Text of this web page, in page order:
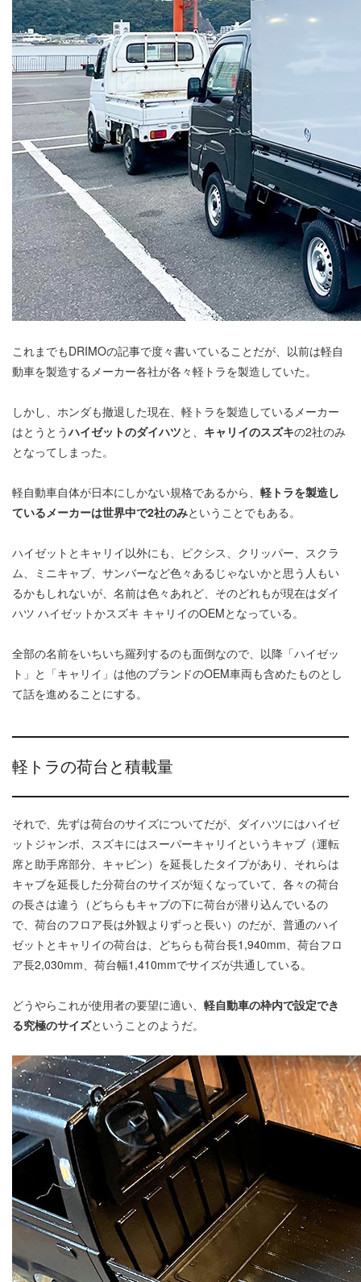
これまでもDRIMOの記事で度々書いていることだが、以前は軽自
動車を製造するメーカー各社が各々軽トラを製造していた。
しかし、ホンダも撤退した現在、軽トラを製造しているメーカー
はとうとうハイゼットのダイハツと、 キャリイのスズキの2社のみ
となってしまった。
軽自動車自体が日本にしかない規格であるから、 軽トラを製造し
ているメーカーは世界中で2社のみということでもある。
ハイゼットとキャリイ以外にも、ピクシス、クリッパー、スクラ
ム、ミニキャブ、サンバーなど色々あるじゃないかと思う人もい
るかもしれないが、名前は色々あれど、そのどれもが現在はダイ
ハツ ハイゼットかスズキ キャリイのOEMとなっている。
全部の名前をいちいち羅列するのも面倒なので、以降「ハイゼッ
ト」と「キャリイ」は他のブランドのOEM車両も含めたものとし
て話を進めることにする。
軽トラの荷台と積載量
それで、先ずは荷台のサイズについてだが、ダイハツにはハイゼ
ットジャンボ、スズキにはスーパーキャリイというキャブ（運転
席と助手席部分、キャビン）を延長したタイプがあり、それらは
キャブを延長した分荷台のサイズが短くなっていて、各々の荷台
の長さは違う（どちらもキャブの下に荷台が潜り込んでいるの
で、荷台のフロア長は外観よりずっと長い）のだが、普通のハイ
ゼットとキャリイの荷台は、どちらも荷台長1,940mm、荷台フロ
ア長2,030mm、荷台幅1,410mmでサイズが共通している。
どうやらこれが使用者の要望に適い、 軽自動車の枠内で設定でき
る究極のサイズということのようだ。